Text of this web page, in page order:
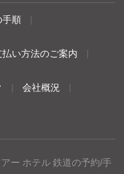
手順
払い方法のご案内
会社概況
ー ホテル 鉄道の予約/手